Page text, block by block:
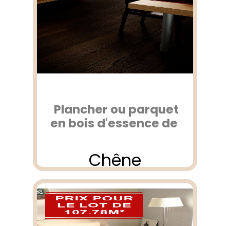
Plancher ou parquet
en bois d'essence de
Chêne